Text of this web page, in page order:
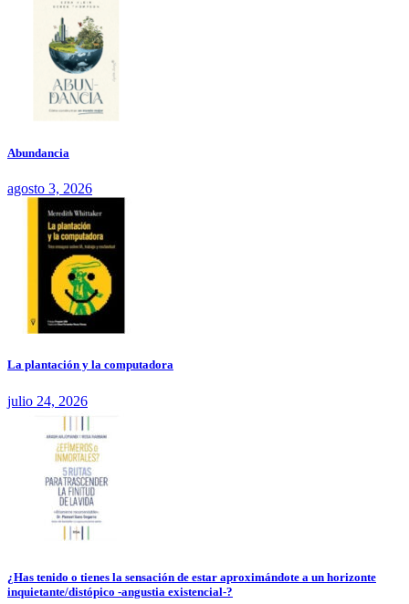
Abundancia
agosto 3, 2026
La plantación y la computadora
julio 24, 2026
¿Has tenido o tienes la sensación de estar aproximándote a un horizonte
inquietante/distópico -angustia existencial-?